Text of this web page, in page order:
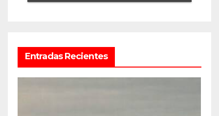
Entradas Recientes